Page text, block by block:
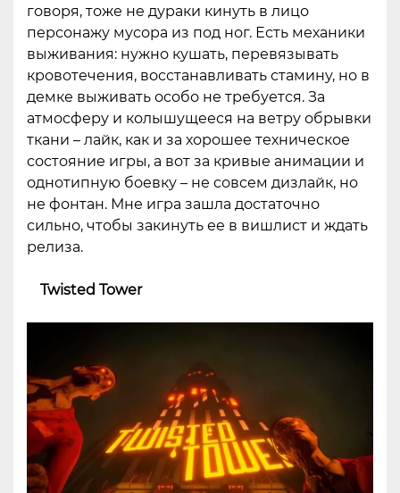
говоря, тоже не дураки кинуть в лицо
персонажу мусора из под ног. Есть механики
выживания: нужно кушать, перевязывать
кровотечения, восстанавливать стамину, но в
демке выживать особо не требуется. За
атмосферу и колышущееся на ветру обрывки
ткани – лайк, как и за хорошее техническое
состояние игры, а вот за кривые анимации и
однотипную боевку – не совсем дизлайк, но
не фонтан. Мне игра зашла достаточно
сильно, чтобы закинуть ее в вишлист и ждать
релиза.
Twisted Tower